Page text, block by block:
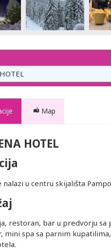
Map
HOTEL
nalazi u centru skijališta
restoran, bar u predvorju
mini spa sa parnim